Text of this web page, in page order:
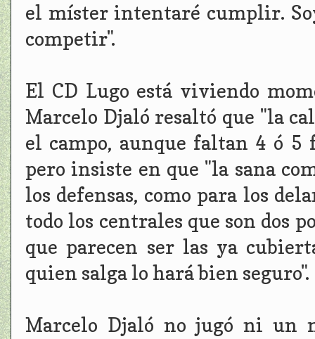
el míster intentaré cumplir.
competir".
El CD Lugo está viviendo
Marcelo Djaló resaltó que "la
el campo, aunque faltan 4 ó 5
pero insiste en que "la sana
los defensas, como para los
todo los centrales que son dos
que parecen ser las ya
quien salga lo hará bien seguro".
Marcelo Djaló no jugó ni un